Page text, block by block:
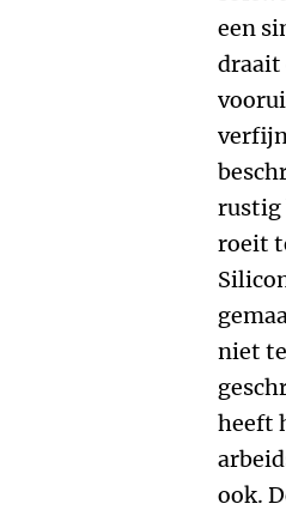
een
draait
rustig
roeit
niet
heeft
ook.